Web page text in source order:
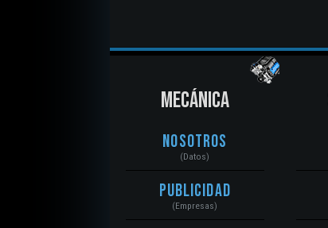
MECÁNICA
Nosotros
(Datos)
Publicidad
(Empresas)